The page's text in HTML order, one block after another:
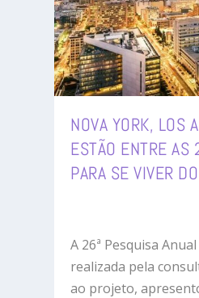
NOVA YORK, LOS
ESTÃO ENTRE AS
PARA SE VIVER
A 26ª Pesquisa
realizada pela
ao projeto,